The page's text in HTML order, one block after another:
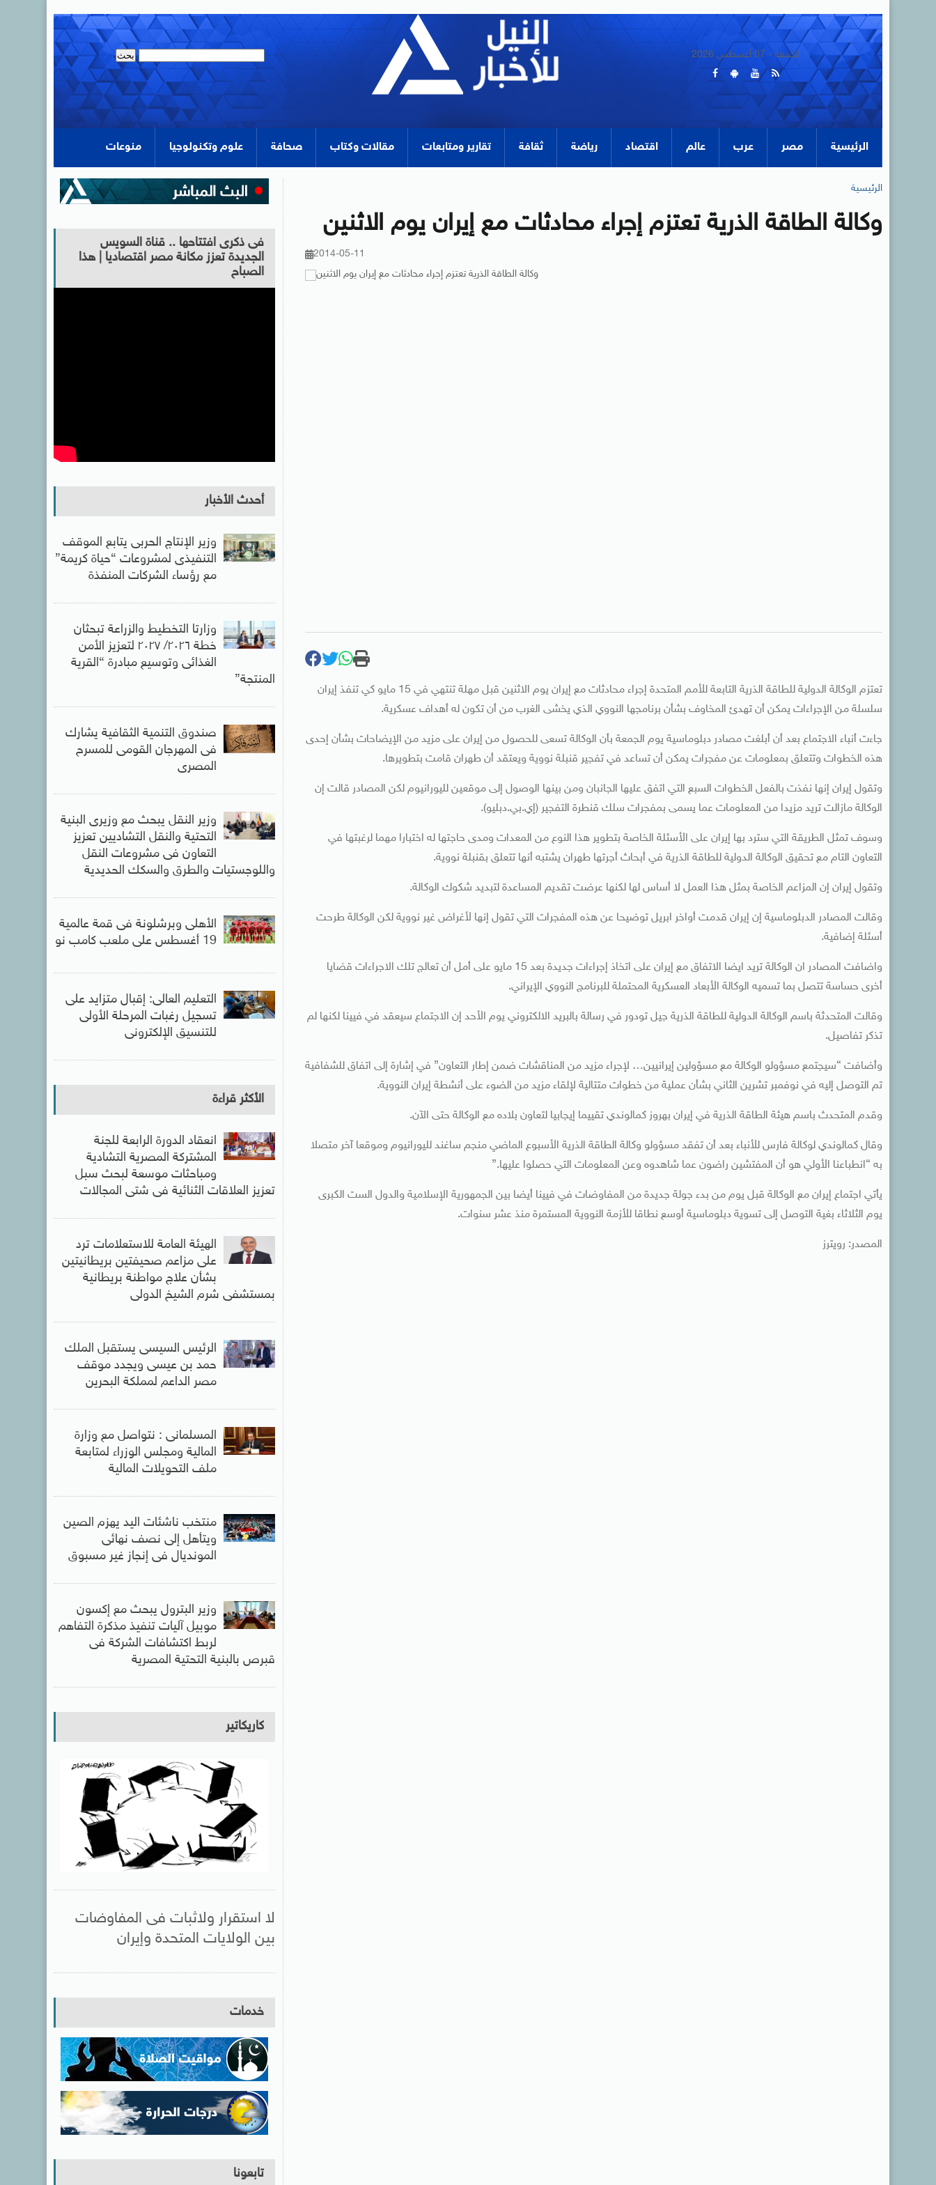
الجمعة - 07 أغسطس 2026
الرئيسية مصر عرب عالم اقتصاد رياضة ثقافة تقارير ومتابعات مقالات وكتاب صحافة علوم وتكنولوجيا منوعات
الرئيسية
وكالة الطاقة الذرية تعتزم إجراء محادثات مع إيران يوم الاثنين
2014-05-11
تعتزم الوكالة الدولية للطاقة الذرية التابعة للأمم المتحدة إجراء محادثات مع إيران يوم الاثنين قبل مهلة تنتهي في 15 مايو كي تنفذ إيران
سلسلة من الإجراءات يمكن أن تهدئ المخاوف بشأن برنامجها النووي الذي يخشى الغرب من أن تكون له أهداف عسكرية.
جاءت أنباء الاجتماع بعد أن أبلغت مصادر دبلوماسية يوم الجمعة بأن الوكالة تسعى للحصول من إيران على مزيد من الإيضاحات بشأن إحدى
هذه الخطوات وتتعلق بمعلومات عن مفجرات يمكن أن تساعد في تفجير قنبلة نووية ويعتقد أن طهران قامت بتطويرها.
وتقول إيران إنها نفذت بالفعل الخطوات السبع التي اتفق عليها الجانبان ومن بينها الوصول إلى موقعين لليورانيوم لكن المصادر قالت إن
الوكالة مازالت تريد مزيدا من المعلومات عما يسمى بمفجرات سلك قنطرة التفجير (إي.بي.دبليو).
وسوف تمثل الطريقة التي سترد بها إيران على الأسئلة الخاصة بتطوير هذا النوع من المعدات ومدى حاجتها له اختبارا مهما لرغبتها في
التعاون التام مع تحقيق الوكالة الدولية للطاقة الذرية في أبحاث أجرتها طهران يشتبه أنها تتعلق بقنبلة نووية.
وتقول إيران إن المزاعم الخاصة بمثل هذا العمل لا أساس لها لكنها عرضت تقديم المساعدة لتبديد شكوك الوكالة.
وقالت المصادر الدبلوماسية إن إيران قدمت أواخر ابريل توضيحا عن هذه المفجرات التي تقول إنها لأغراض غير نووية لكن الوكالة طرحت
أسئلة إضافية.
واضافت المصادر ان الوكالة تريد ايضا الاتفاق مع إيران على اتخاذ إجراءات جديدة بعد 15 مايو على أمل أن تعالج تلك الاجراءات قضايا
أخرى حساسة تتصل بما تسميه الوكالة الأبعاد العسكرية المحتملة للبرنامج النووي الإيراني.
وقالت المتحدثة باسم الوكالة الدولية للطاقة الذرية جيل تودور في رسالة بالبريد الالكتروني يوم الأحد إن الاجتماع سيعقد في فيينا لكنها لم
تذكر تفاصيل.
وأضافت “سيجتمع مسؤولو الوكالة مع مسؤولين إيرانيين… لإجراء مزيد من المناقشات ضمن إطار التعاون” في إشارة إلى اتفاق للشفافية
تم التوصل إليه في نوفمبر تشرين الثاني بشأن عملية من خطوات متتالية لإلقاء مزيد من الضوء على أنشطة إيران النووية.
وقدم المتحدث باسم هيئة الطاقة الذرية في إيران بهروز كمالوندي تقييما إيجابيا لتعاون بلاده مع الوكالة حتى الآن.
وقال كمالوندي لوكالة فارس للأنباء بعد أن تفقد مسؤولو وكالة الطاقة الذرية الأسبوع الماضي منجم ساغند لليورانيوم وموقعا آخر متصلا
به “انطباعنا الأولي هو أن المفتشين راضون عما شاهدوه وعن المعلومات التي حصلوا عليها.”
يأتي اجتماع إيران مع الوكالة قبل يوم من بدء جولة جديدة من المفاوضات في فيينا أيضا بين الجمهورية الإسلامية والدول الست الكبرى
يوم الثلاثاء بغية التوصل إلى تسوية دبلوماسية أوسع نطاقا للأزمة النووية المستمرة منذ عشر سنوات.
المصدر: رويترز
فى ذكرى افتتاحها .. قناة السويس
الجديدة تعزز مكانة مصر اقتصاديا | هذا
الصباح
أحدث الأخبار
وزير الإنتاج الحربى يتابع الموقف
التنفيذى لمشروعات “حياة كريمة”
مع رؤساء الشركات المنفذة
وزارتا التخطيط والزراعة تبحثان
خطة ٢٠٢٦/ ٢٠٢٧ لتعزيز الأمن
الغذائى وتوسيع مبادرة “القرية
المنتجة”
صندوق التنمية الثقافية يشارك
فى المهرجان القومى للمسرح
المصرى
وزير النقل يبحث مع وزيرى البنية
التحتية والنقل التشاديين تعزيز
التعاون فى مشروعات النقل
واللوجستيات والطرق والسكك الحديدية
الأهلى وبرشلونة فى قمة عالمية
19 أغسطس على ملعب كامب نو
التعليم العالى: إقبال متزايد على
تسجيل رغبات المرحلة الأولى
للتنسيق الإلكترونى
الأكثر قراءة
انعقاد الدورة الرابعة للجنة
المشتركة المصرية التشادية
ومباحثات موسعة لبحث سبل
تعزيز العلاقات الثنائية فى شتى المجالات
الهيئة العامة للاستعلامات ترد
على مزاعم صحيفتين بريطانيتين
بشأن علاج مواطنة بريطانية
بمستشفى شرم الشيخ الدولى
الرئيس السيسى يستقبل الملك
حمد بن عيسى ويجدد موقف
مصر الداعم لمملكة البحرين
المسلمانى : نتواصل مع وزارة
المالية ومجلس الوزراء لمتابعة
ملف التحويلات المالية
منتخب ناشئات اليد يهزم الصين
ويتأهل إلى نصف نهائى
المونديال فى إنجاز غير مسبوق
وزير البترول يبحث مع إكسون
موبيل آليات تنفيذ مذكرة التفاهم
لربط اكتشافات الشركة فى
قبرص بالبنية التحتية المصرية
كاريكاتير
لا استقرار ولاثبات فى المفاوضات
بين الولايات المتحدة وإيران
خدمات
تابعونا